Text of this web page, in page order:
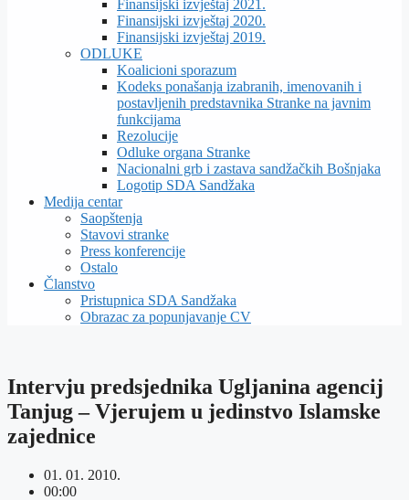
Finansijski izvještaj 2021.
Finansijski izvještaj 2020.
Finansijski izvještaj 2019.
ODLUKE
Koalicioni sporazum
Kodeks ponašanja izabranih, imenovanih i
postavljenih predstavnika Stranke na javnim
funkcijama
Rezolucije
Odluke organa Stranke
Nacionalni grb i zastava sandžačkih Bošnjaka
Logotip SDA Sandžaka
Medija centar
Saopštenja
Stavovi stranke
Press konferencije
Ostalo
Članstvo
Pristupnica SDA Sandžaka
Obrazac za popunjavanje CV
Intervju predsjednika Ugljanina agencij
Tanjug – Vjerujem u jedinstvo Islamske
zajednice
01. 01. 2010.
00:00